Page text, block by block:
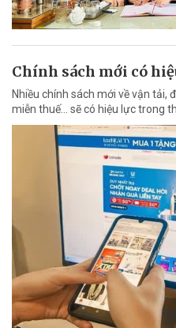
Chính sách mới có
Nhiều chính sách mới về vận tải,
miễn thuế... sẽ có hiệu lực trong